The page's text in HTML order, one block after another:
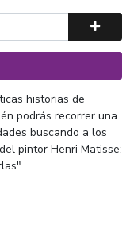
historias de
podrás recorrer una
buscando a los
pintor Henri Matisse: